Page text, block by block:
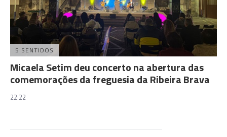
5 SENTIDOS
Micaela Setim deu concerto na abertura das
comemorações da freguesia da Ribeira Brava
22:22